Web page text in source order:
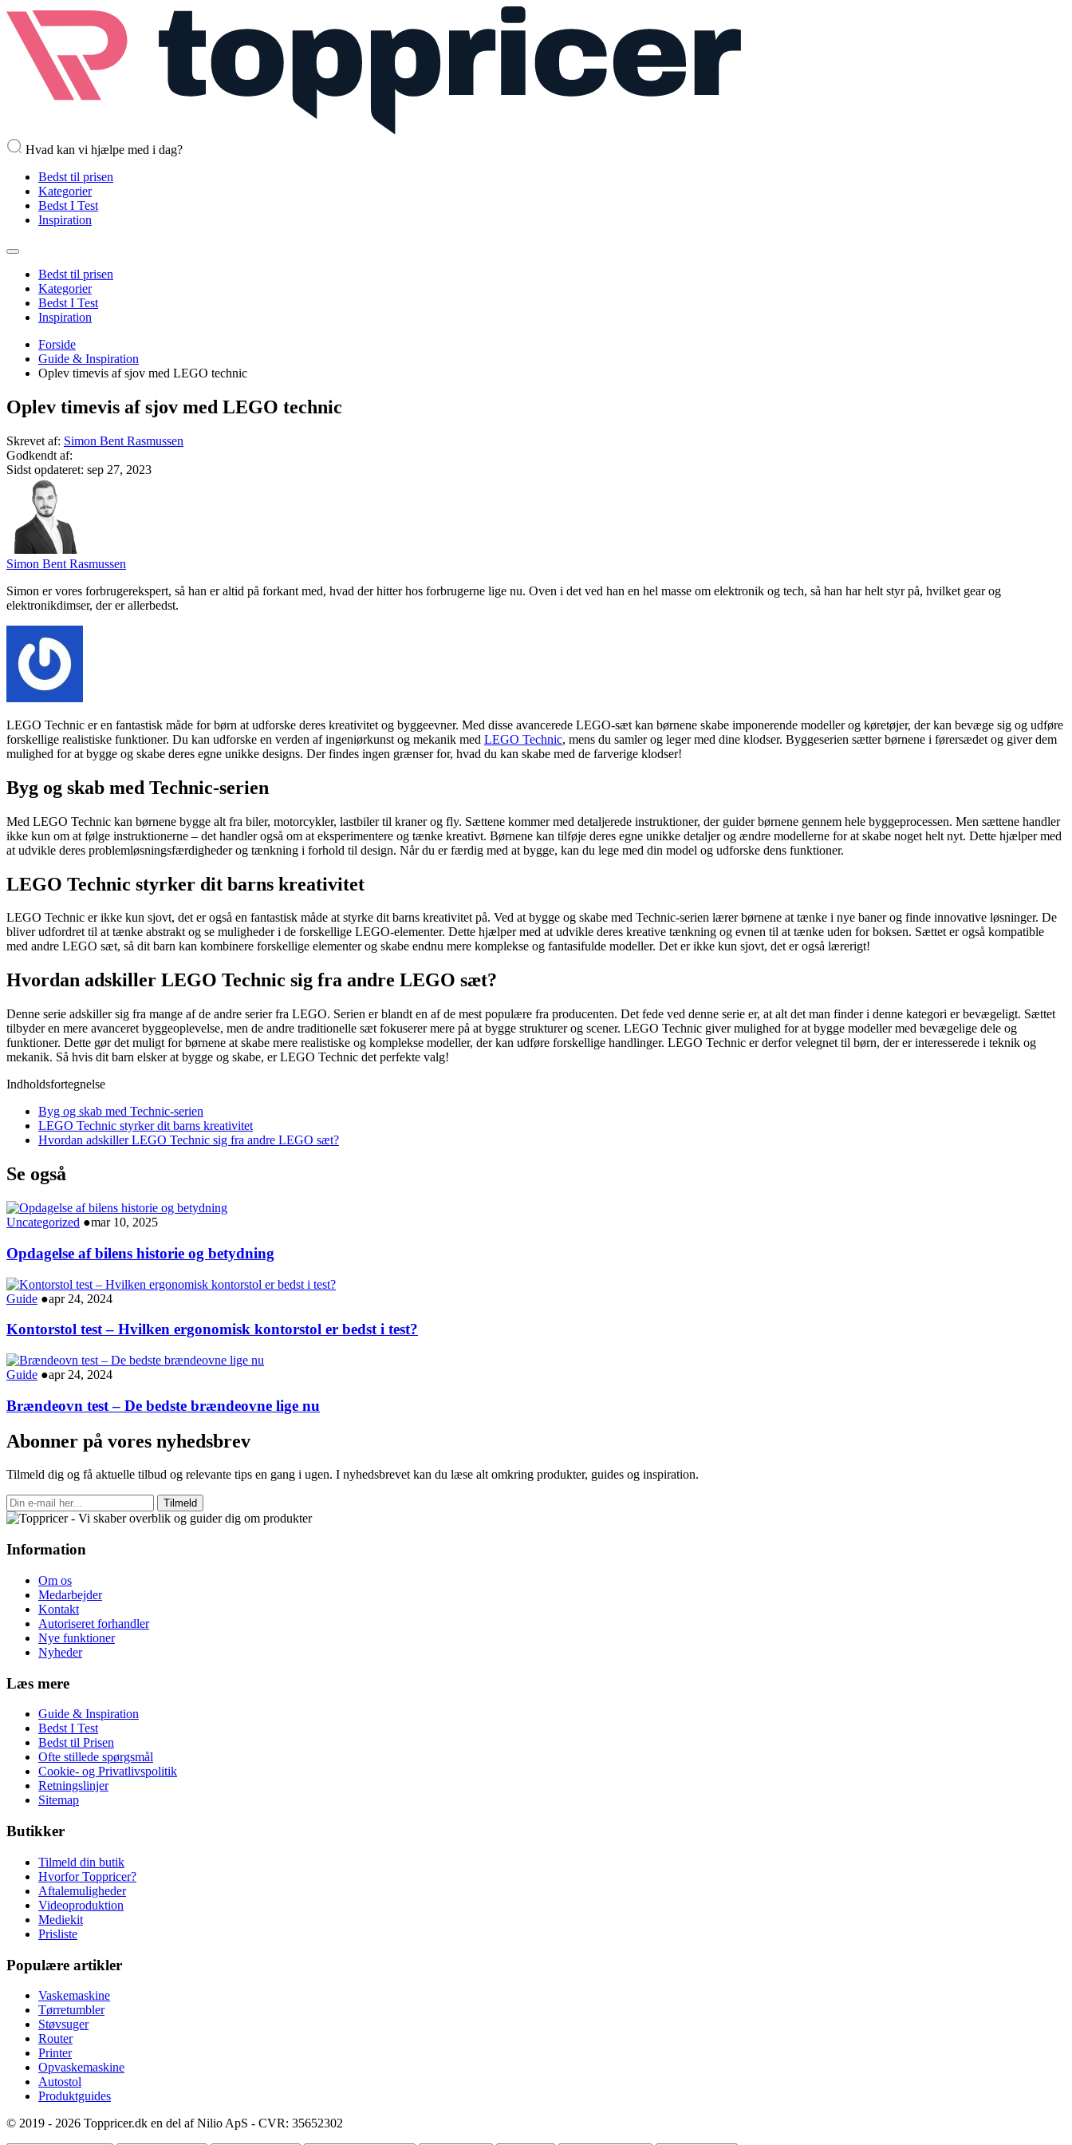
Hvad kan vi hjælpe med i dag?
Bedst til prisen
Kategorier
Bedst I Test
Inspiration
Bedst til prisen
Kategorier
Bedst I Test
Inspiration
Forside
Guide & Inspiration
Oplev timevis af sjov med LEGO technic
Oplev timevis af sjov med LEGO technic
Skrevet af: Simon Bent Rasmussen
Godkendt af:
Sidst opdateret: sep 27, 2023
Simon Bent Rasmussen
Simon er vores forbrugerekspert, så han er altid på forkant med, hvad der hitter hos forbrugerne lige nu. Oven i det ved han en hel masse om elektronik og tech, så han har helt styr på, hvilket gear og
elektronikdimser, der er allerbedst.
LEGO Technic er en fantastisk måde for børn at udforske deres kreativitet og byggeevner. Med disse avancerede LEGO-sæt kan børnene skabe imponerende modeller og køretøjer, der kan bevæge sig og udføre
forskellige realistiske funktioner. Du kan udforske en verden af ingeniørkunst og mekanik med LEGO Technic, mens du samler og leger med dine klodser. Byggeserien sætter børnene i førersædet og giver dem
mulighed for at bygge og skabe deres egne unikke designs. Der findes ingen grænser for, hvad du kan skabe med de farverige klodser!
Byg og skab med Technic-serien
Med LEGO Technic kan børnene bygge alt fra biler, motorcykler, lastbiler til kraner og fly. Sættene kommer med detaljerede instruktioner, der guider børnene gennem hele byggeprocessen. Men sættene handler
ikke kun om at følge instruktionerne – det handler også om at eksperimentere og tænke kreativt. Børnene kan tilføje deres egne unikke detaljer og ændre modellerne for at skabe noget helt nyt. Dette hjælper med
at udvikle deres problemløsningsfærdigheder og tænkning i forhold til design. Når du er færdig med at bygge, kan du lege med din model og udforske dens funktioner.
LEGO Technic styrker dit barns kreativitet
LEGO Technic er ikke kun sjovt, det er også en fantastisk måde at styrke dit barns kreativitet på. Ved at bygge og skabe med Technic-serien lærer børnene at tænke i nye baner og finde innovative løsninger. De
bliver udfordret til at tænke abstrakt og se muligheder i de forskellige LEGO-elementer. Dette hjælper med at udvikle deres kreative tænkning og evnen til at tænke uden for boksen. Sættet er også kompatible
med andre LEGO sæt, så dit barn kan kombinere forskellige elementer og skabe endnu mere komplekse og fantasifulde modeller. Det er ikke kun sjovt, det er også lærerigt!
Hvordan adskiller LEGO Technic sig fra andre LEGO sæt?
Denne serie adskiller sig fra mange af de andre serier fra LEGO. Serien er blandt en af de mest populære fra producenten. Det fede ved denne serie er, at alt det man finder i denne kategori er bevægeligt. Sættet
tilbyder en mere avanceret byggeoplevelse, men de andre traditionelle sæt fokuserer mere på at bygge strukturer og scener. LEGO Technic giver mulighed for at bygge modeller med bevægelige dele og
funktioner. Dette gør det muligt for børnene at skabe mere realistiske og komplekse modeller, der kan udføre forskellige handlinger. LEGO Technic er derfor velegnet til børn, der er interesserede i teknik og
mekanik. Så hvis dit barn elsker at bygge og skabe, er LEGO Technic det perfekte valg!
Indholdsfortegnelse
Byg og skab med Technic-serien
LEGO Technic styrker dit barns kreativitet
Hvordan adskiller LEGO Technic sig fra andre LEGO sæt?
Se også
Uncategorized ●mar 10, 2025
Opdagelse af bilens historie og betydning
Guide ●apr 24, 2024
Kontorstol test – Hvilken ergonomisk kontorstol er bedst i test?
Guide ●apr 24, 2024
Brændeovn test – De bedste brændeovne lige nu
Abonner på vores nyhedsbrev
Tilmeld dig og få aktuelle tilbud og relevante tips en gang i ugen. I nyhedsbrevet kan du læse alt omkring produkter, guides og inspiration.
Tilmeld
Information
Om os
Medarbejder
Kontakt
Autoriseret forhandler
Nye funktioner
Nyheder
Læs mere
Guide & Inspiration
Bedst I Test
Bedst til Prisen
Ofte stillede spørgsmål
Cookie- og Privatlivspolitik
Retningslinjer
Sitemap
Butikker
Tilmeld din butik
Hvorfor Toppricer?
Aftalemuligheder
Videoproduktion
Mediekit
Prisliste
Populære artikler
Vaskemaskine
Tørretumbler
Støvsuger
Router
Printer
Opvaskemaskine
Autostol
Produktguides
© 2019 - 2026 Toppricer.dk en del af Nilio ApS - CVR: 35652302